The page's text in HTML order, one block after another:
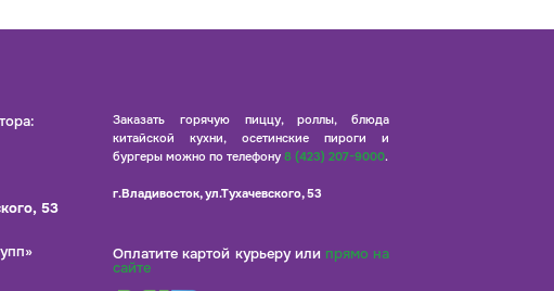
53
Заказать горячую пиццу, роллы, блюда
китайской кухни, осетинские пироги и
бургеры можно по телефону8 (423) 207-9000.
г.Владивосток, ул.Тухачевского, 53
Оплатите картой курьеру или прямо на
сайте